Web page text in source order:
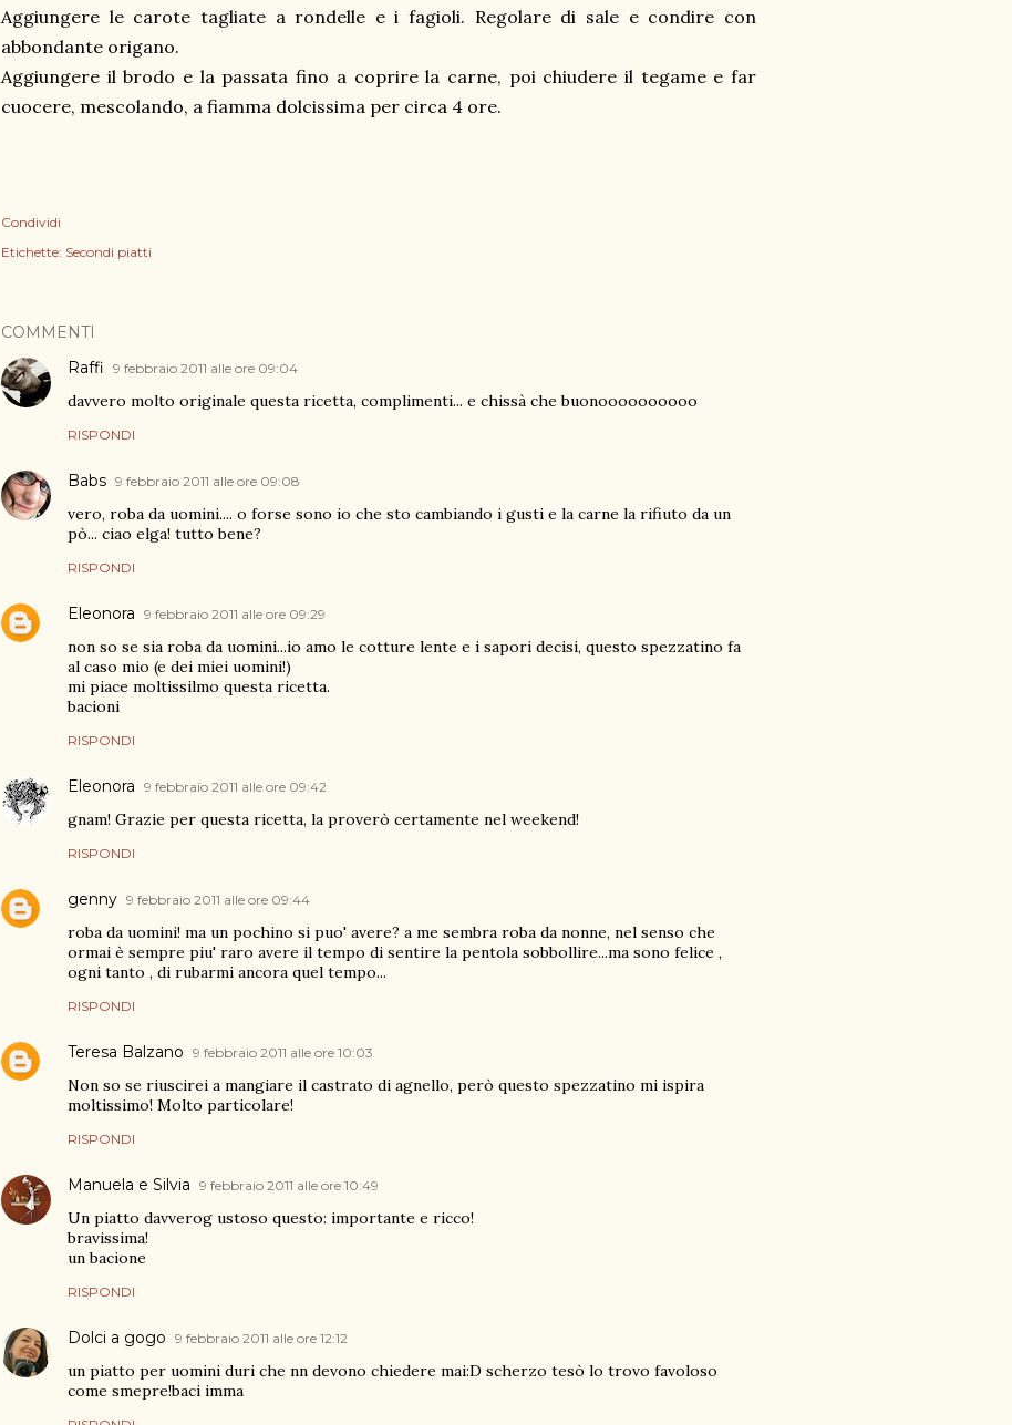
Aggiungere le carote tagliate a rondelle e i fagioli. Regolare di sale e condire con
abbondante origano.
Aggiungere il brodo e la passata fino a coprire la carne, poi chiudere il tegame e far
cuocere, mescolando, a fiamma dolcissima per circa 4 ore.
Condividi
Etichette: Secondi piatti
COMMENTI
Raffi 9 febbraio 2011 alle ore 09:04
davvero molto originale questa ricetta, complimenti... e chissà che buonoooooooooo
RISPONDI
Babs 9 febbraio 2011 alle ore 09:08
vero, roba da uomini.... o forse sono io che sto cambiando i gusti e la carne la rifiuto da un
pò... ciao elga! tutto bene?
RISPONDI
Eleonora 9 febbraio 2011 alle ore 09:29
non so se sia roba da uomini...io amo le cotture lente e i sapori decisi, questo spezzatino fa
al caso mio (e dei miei uomini!)
mi piace moltissilmo questa ricetta.
bacioni
RISPONDI
Eleonora 9 febbraio 2011 alle ore 09:42
gnam! Grazie per questa ricetta, la proverò certamente nel weekend!
RISPONDI
genny 9 febbraio 2011 alle ore 09:44
roba da uomini! ma un pochino si puo' avere? a me sembra roba da nonne, nel senso che
ormai è sempre piu' raro avere il tempo di sentire la pentola sobbollire...ma sono felice ,
ogni tanto , di rubarmi ancora quel tempo...
RISPONDI
Teresa Balzano 9 febbraio 2011 alle ore 10:03
Non so se riuscirei a mangiare il castrato di agnello, però questo spezzatino mi ispira
moltissimo! Molto particolare!
RISPONDI
Manuela e Silvia 9 febbraio 2011 alle ore 10:49
Un piatto davverog ustoso questo: importante e ricco!
bravissima!
un bacione
RISPONDI
Dolci a gogo 9 febbraio 2011 alle ore 12:12
un piatto per uomini duri che nn devono chiedere mai:D scherzo tesò lo trovo favoloso
come smepre!baci imma